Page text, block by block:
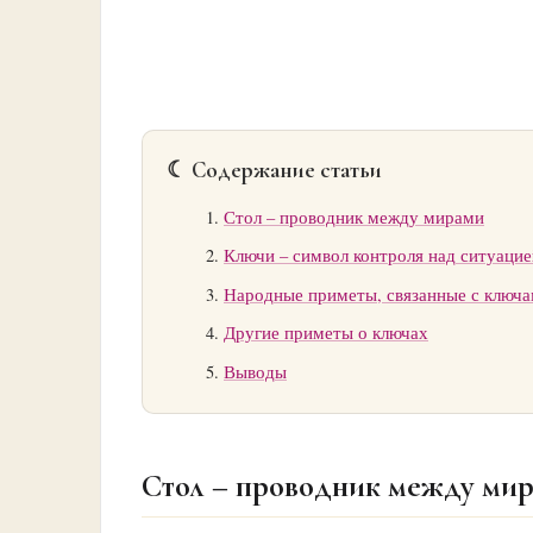
☾ Содержание статьи
Стол – проводник между мирами
Ключи – символ контроля над
Народные приметы, связанные с
Другие приметы о ключах
Выводы
Стол – проводник между